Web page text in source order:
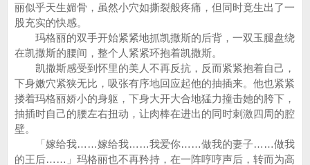
丽似乎天生媚骨，虽然小穴如撕裂般疼痛，但同时竟生出了一
股充实的快感。
玛格丽的双手开始紧紧地抓凯撒斯的后背，一双玉腿盘绕
在凯撒斯的腰间，整个人紧紧环抱着凯撒斯。
凯撒斯感受到怀里的美人不再反抗，反而紧紧抱着自己，
下身嫩穴紧狭无比，吸张有序地回应起他的抽插来。他也紧紧
搂着玛格丽娇小的身躯，下身大开大合地猛力撞击她的胯下，
抽插时自己的腰左右扭动，让肉棒在进出的同时刺激四周的腔
壁。
「嫁给我……嫁给我……我爱你……做我的妻子……做我
的王后……」玛格丽也不再矜持，在一阵哼哼声后，转而为高